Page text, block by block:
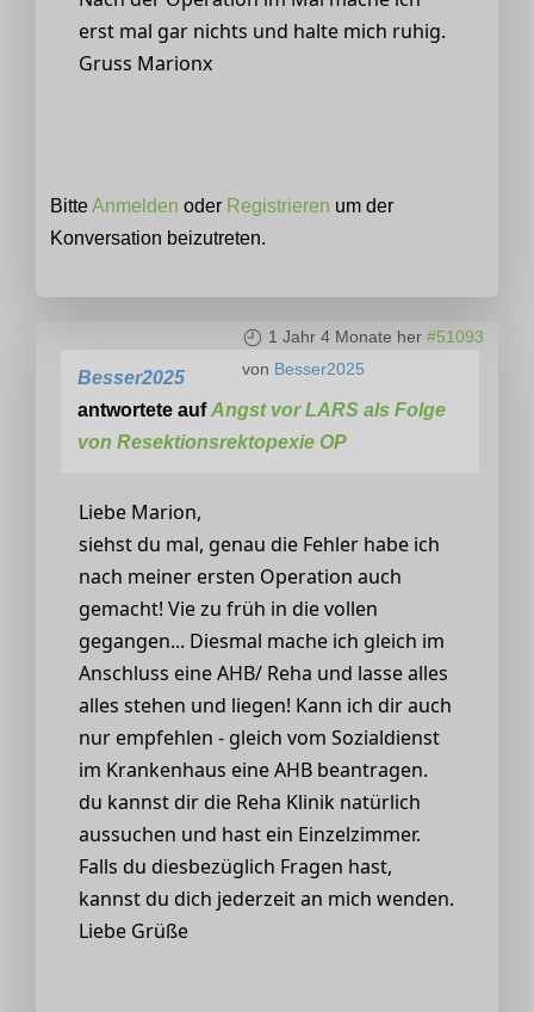
erst mal gar nichts und halte mich ruhig.
Gruss Marionx
BitteAnmelden oder Registrieren um der
Konversation beizutreten.
1 Jahr 4 Monate her #51093
von Besser2025
Besser2025
antwortete aufAngst vor LARS als Folge
von Resektionsrektopexie OP
Liebe Marion,
siehst du mal, genau die Fehler habe ich
nach meiner ersten Operation auch
gemacht! Vie zu früh in die vollen
gegangen... Diesmal mache ich gleich im
Anschluss eine AHB/ Reha und lasse alles
alles stehen und liegen! Kann ich dir auch
nur empfehlen - gleich vom Sozialdienst
im Krankenhaus eine AHB beantragen.
du kannst dir die Reha Klinik natürlich
aussuchen und hast ein Einzelzimmer.
Falls du diesbezüglich Fragen hast,
kannst du dich jederzeit an mich wenden.
Liebe Grüße